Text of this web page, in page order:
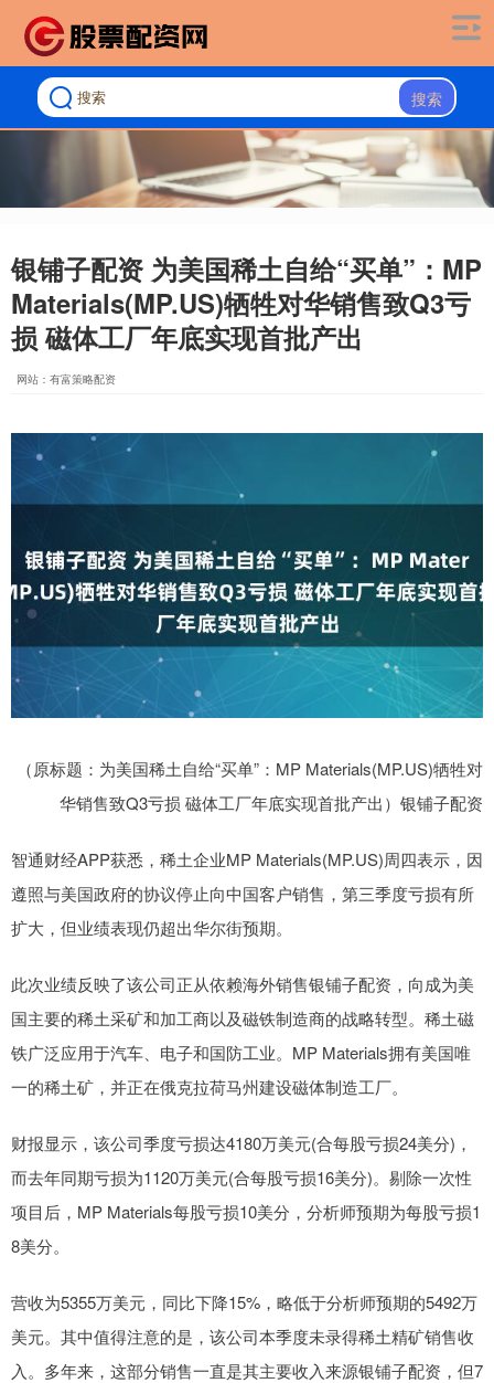
搜索
银铺子配资 为美国稀土自给“买单”：MP
Materials(MP.US)牺牲对华销售致Q3亏
损 磁体工厂年底实现首批产出
网站：有富策略配资
（原标题：为美国稀土自给“买单”：MP Materials(MP.US)牺牲对
华销售致Q3亏损 磁体工厂年底实现首批产出）银铺子配资
智通财经APP获悉，稀土企业MP Materials(MP.US)周四表示，因
遵照与美国政府的协议停止向中国客户销售，第三季度亏损有所
扩大，但业绩表现仍超出华尔街预期。
此次业绩反映了该公司正从依赖海外销售银铺子配资，向成为美
国主要的稀土采矿和加工商以及磁铁制造商的战略转型。稀土磁
铁广泛应用于汽车、电子和国防工业。MP Materials拥有美国唯
一的稀土矿，并正在俄克拉荷马州建设磁体制造工厂。
财报显示，该公司季度亏损达4180万美元(合每股亏损24美分)，
而去年同期亏损为1120万美元(合每股亏损16美分)。剔除一次性
项目后，MP Materials每股亏损10美分，分析师预期为每股亏损1
8美分。
营收为5355万美元，同比下降15%，略低于分析师预期的5492万
美元。其中值得注意的是，该公司本季度未录得稀土精矿销售收
入。多年来，这部分销售一直是其主要收入来源银铺子配资，但7